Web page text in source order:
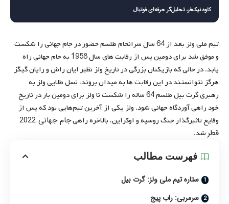
کاوه نیک‌فر، تحلیل‌گر حرفه‌ای فوتبال
تیم ملی ولز بعد از 64 سال سرانجام طلسم حضور در جام جهانی را شکست
و موفق شد برای دومین پس از رقابت های سال 1958 به جام جهانی راه
یابد. در حالی که بازیکنان بزرگی در تاریخ ولز نظیر ایان راش و رایان گیگز
هرگز نتوانستند در این رقابت ها به میدان بروند،‌ نسل طلایی ولز به
رهبری گرت بیل طلسم 64 ساله را شکست تا ولز برای دومین بار در تاریخ
خود راهی آوردگاه جهانی شود. ولز یکی از آخرین تیم‌هایی بود که پس از
وقایع تاثیرگذار جنگ روسیه و اوکراین، بالاخره راهی
جام جهانی 2022
قطرشد.
فهرست مطالب
ستاره تیم ملی ولز: گرت بیل
سرمربی: راب پیج